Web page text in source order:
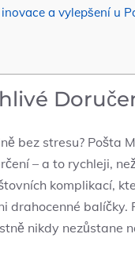
a vylepšení u
bez stresu? Pošta
– a to rychleji,
komplikací,
drahocenné
nikdy nezůstane